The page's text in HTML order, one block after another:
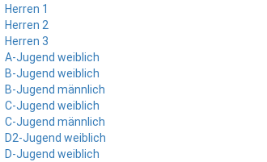
Herren 1
Herren 2
Herren 3
A-Jugend weiblich
B-Jugend weiblich
B-Jugend männlich
C-Jugend weiblich
C-Jugend männlich
D2-Jugend weiblich
D-Jugend weiblich